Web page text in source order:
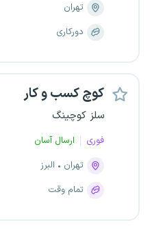
تهران
دورکاری
کوچ کسب و کار
سلز کوچینگ
فوری
ارسال آسان
تهران
البرز
تمام وقت